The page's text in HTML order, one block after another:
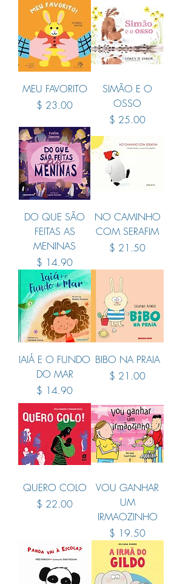
MEU FAVORITO
Price
$ 23.00
SIMÃO E O
OSSO
Price
$ 25.00
DO QUE SÃO
FEITAS AS
MENINAS
Price
$ 14.90
NO CAMINHO
COM SERAFIM
Price
$ 21.50
IAIÁ E O FUNDO
DO MAR
Price
$ 14.90
BIBO NA PRAIA
Price
$ 21.00
QUERO COLO
Price
$ 22.00
VOU GANHAR
UM
IRMAOZINHO
Price
$ 19.50